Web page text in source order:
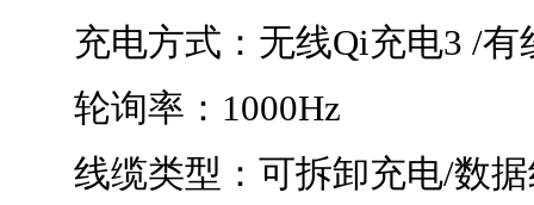
充电方式：无线Qi充电3 /有
轮询率：1000Hz
线缆类型：可拆卸充电/数据